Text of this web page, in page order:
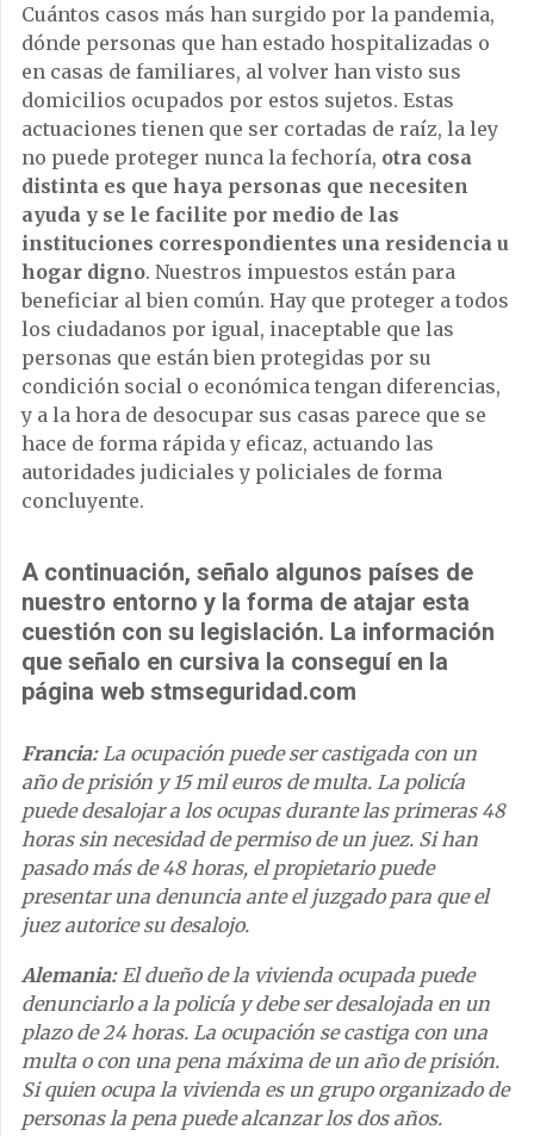
Cuántos casos más han surgido por la pandemia,
dónde personas que han estado hospitalizadas o
en casas de familiares, al volver han visto sus
domicilios ocupados por estos sujetos. Estas
actuaciones tienen que ser cortadas de raíz, la ley
no puede proteger nunca la fechoría, otra cosa
distinta es que haya personas que necesiten
ayuda y se le facilite por medio de las
instituciones correspondientes una residencia u
hogar digno. Nuestros impuestos están para
beneficiar al bien común. Hay que proteger a todos
los ciudadanos por igual, inaceptable que las
personas que están bien protegidas por su
condición social o económica tengan diferencias,
y a la hora de desocupar sus casas parece que se
hace de forma rápida y eficaz, actuando las
autoridades judiciales y policiales de forma
concluyente.
A continuación, señalo algunos países de
nuestro entorno y la forma de atajar esta
cuestión con su legislación. La información
que señalo en cursiva la conseguí en la
página web stmseguridad.com
Francia:La ocupación puede ser castigada con un
año de prisión y 15 mil euros de multa. La policía
puede desalojar a los ocupas durante las primeras 48
horas sin necesidad de permiso de un juez. Si han
pasado más de 48 horas, el propietario puede
presentar una denuncia ante el juzgado para que el
juez autorice su desalojo.
Alemania:El dueño de la vivienda ocupada puede
denunciarlo a la policía y debe ser desalojada en un
plazo de 24 horas. La ocupación se castiga con una
multa o con una pena máxima de un año de prisión.
Si quien ocupa la vivienda es un grupo organizado de
personas la pena puede alcanzar los dos años.